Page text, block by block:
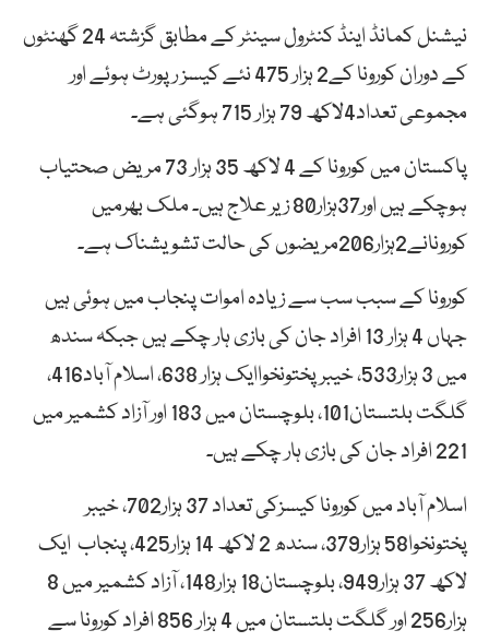
نیشنل کمانڈ اینڈ کنٹرول سینٹر کے مطابق گزشتہ 24 گھنٹوں
کے دوران کورونا کے2 ہزار 475 نئے کیسز رپورٹ ہوئے اور
مجموعی تعداد4لاکھ 79 ہزار 715 ہوگئی ہے۔
پاکستان میں کورونا کے 4 لاکھ 35 ہزار 73 مریض صحتیاب
ہوچکے ہیں اور37ہزار80 زیر علاج ہیں۔ ملک بھرمیں
کورونانے2ہزار206مریضوں کی حالت تشویشناک ہے۔
کورونا کے سبب سب سے زیادہ اموات پنجاب میں ہوئی ہیں
جہاں 4 ہزار 13 افراد جان کی بازی ہار چکے ہیں جبکہ سندھ
میں 3 ہزار533، خیبرپختونخواایک ہزار 638، اسلام آباد416،
گلگت بلتستان101، بلوچستان میں 183 اور آزاد کشمیر میں
221 افراد جان کی بازی ہار چکے ہیں۔
اسلام آباد میں کورونا کیسزکی تعداد 37 ہزار702، خیبر
پختونخوا58 ہزار379، سندھ 2 لاکھ 14 ہزار425، پنجاب ایک
لاکھ 37 ہزار949، بلوچستان18 ہزار148، آزاد کشمیر میں 8
ہزار256 اور گلگت بلتستان میں 4 ہزار 856 افراد کورونا سے